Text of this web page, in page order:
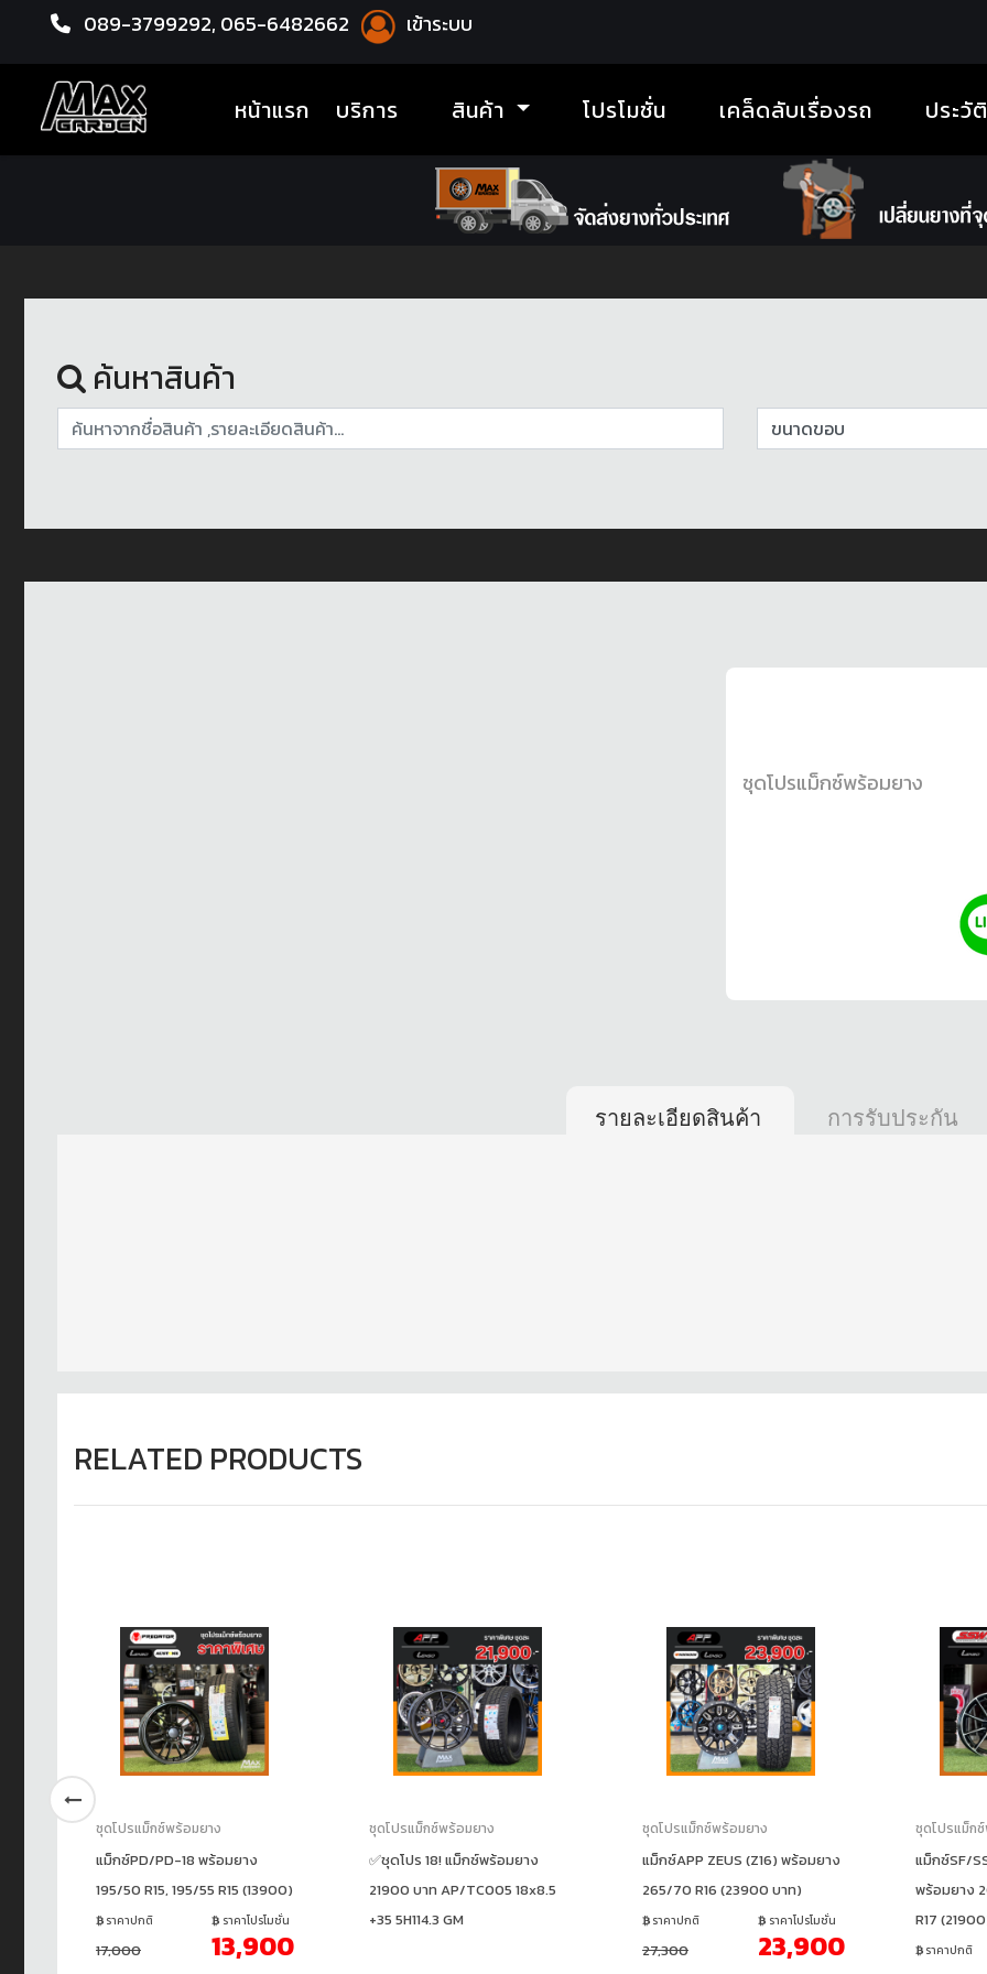
089-3799292, 065-6482662 เข้าระบบ
หน้าแรก(current)
บริการ สินค้า โปรโมชั่น เคล็ดลับเรื่องรถ ประวั
หน้าแรก ชุดโปรแม็กซ์พร้อมยาง
ค้นหาสินค้า
ชุดโปรแม็กซ์พร้อมยาง
รายละเอียดสินค้า การรับประกัน
RELATED PRODUCTS
ชุดโปรแม็กซ์พร้อมยาง
แม็กซ์PD/PD-18 พร้อมยาง
195/50 R15, 195/55 R15 (13900)
ราคาปกติ
17,000
ราคาโปรโมชั่น
13,900
ชุดโปรแม็กซ์พร้อมยาง
✅ชุดโปร 18! แม็กซ์พร้อมยาง
21900 บาท AP/TC005 18x8.5
+35 5H114.3 GM
ชุดโปรแม็กซ์พร้อมยาง
แม็กซ์APP ZEUS (Z16) พร้อมยาง
265/70 R16 (23900 บาท)
ราคาปกติ
27,300
ราคาโปรโมชั่น
23,900
ชุดโปรแม็ก
แม็กซ์SF/
พร้อมยาง
R17
ราคาปกติ